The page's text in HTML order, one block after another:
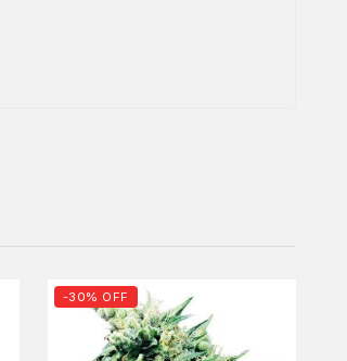
-30% OFF